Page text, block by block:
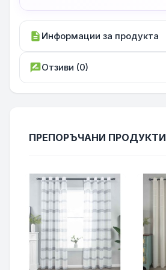
description Информации за продукта
rate_reviewОтзиви (0)
ПРЕПОРЪЧАНИ ПРОДУКТИ